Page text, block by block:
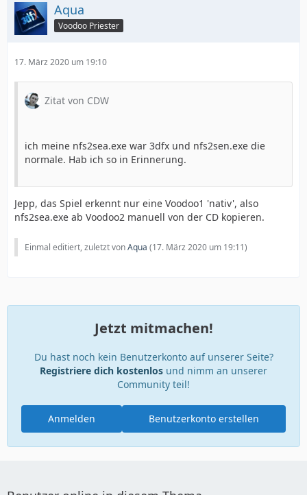
Aqua
Voodoo Priester
17. März 2020 um 19:10
Zitat von CDW
ich meine nfs2sea.exe war 3dfx und nfs2sen.exe die
normale. Hab ich so in Erinnerung.
Jepp, das Spiel erkennt nur eine Voodoo1 'nativ', also
nfs2sea.exe ab Voodoo2 manuell von der CD kopieren.
Einmal editiert, zuletzt vonAqua (17. März 2020 um 19:11)
Jetzt mitmachen!
Du hast noch kein Benutzerkonto auf unserer Seite?
Registriere dich kostenlos und nimm an unserer
Community teil!
Benutzerkonto erstellen
Anmelden